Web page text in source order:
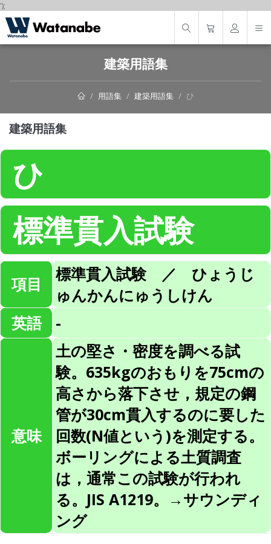
');
建築用語集
用語集 建築用語集 ひ
建築用語集
ひ
標準貫入試験
項目
標準貫入試験 ／ ひょうじ
ゅんかんにゅうしけん
英語
-
意味
土の堅さ・密度を調べる試
験。635kgのおもりを75cmの
高さから落下させ，規定の鋼
管が30cm貫入するのに要した
回数(N値という)を測定する。
ボーリングによる土質調査
は，通常この試験が行われ
る。JIS A1219。→サウンディ
ング